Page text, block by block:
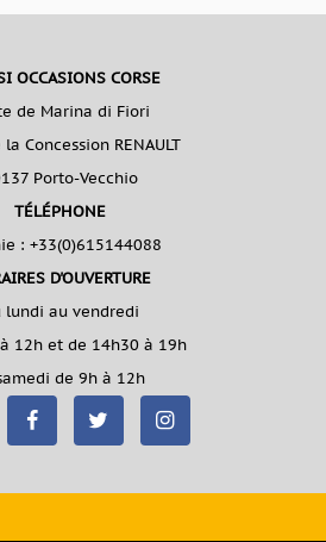
OCCASIONS CORSE
de Marina di Fiori
Concession RENAULT
Porto-Vecchio
TÉLÉPHONE
: +33(0)615144088
D'OUVERTURE
lundi au vendredi
12h et de 14h30 à 19h
de 9h à 12h